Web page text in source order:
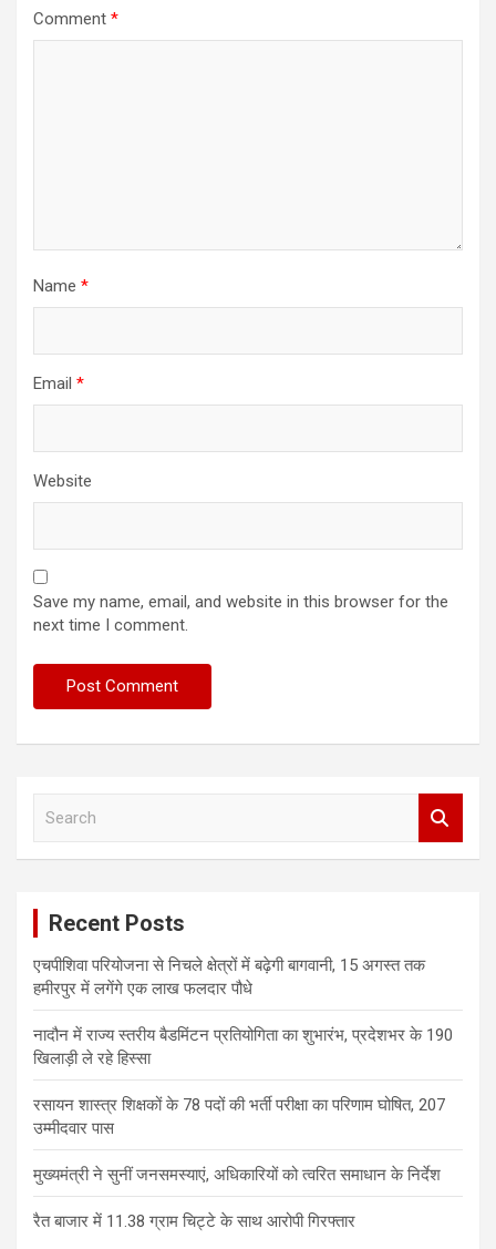
Comment *
Name *
Email *
Website
Save my name, email, and website in this browser for the
next time I comment.
Recent Posts
एचपीशिवा परियोजना से निचले क्षेत्रों में बढ़ेगी बागवानी, 15 अगस्त तक
हमीरपुर में लगेंगे एक लाख फलदार पौधे
नादौन में राज्य स्तरीय बैडमिंटन प्रतियोगिता का शुभारंभ, प्रदेशभर के 190
खिलाड़ी ले रहे हिस्सा
रसायन शास्त्र शिक्षकों के 78 पदों की भर्ती परीक्षा का परिणाम घोषित, 207
उम्मीदवार पास
मुख्यमंत्री ने सुनीं जनसमस्याएं, अधिकारियों को त्वरित समाधान के निर्देश
रैत बाजार में 11.38 ग्राम चिट्टे के साथ आरोपी गिरफ्तार